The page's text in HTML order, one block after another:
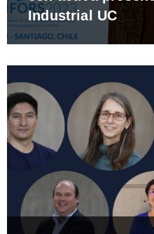
Industrial UC